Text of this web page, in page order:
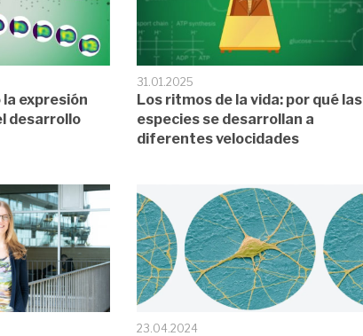
expresión
desarrollo
31.01.2025
Los ritmos de la vida: por qué las
especies se desarrollan a
diferentes velocidades
23.04.2024